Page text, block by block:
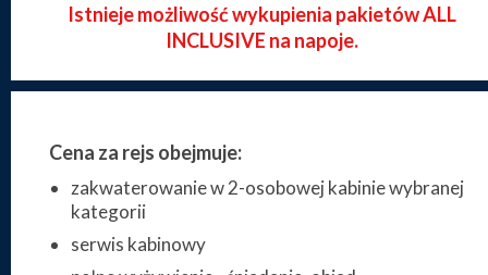
Istnieje możliwość wykupienia pakietów ALL
INCLUSIVE na napoje.
Cena za rejs obejmuje:
zakwaterowanie w 2-osobowej kabinie wybranej
kategorii
serwis kabinowy